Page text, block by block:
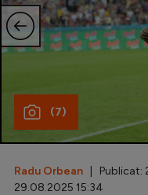
U21
Fotbal
Inedit
(7)
Radu Orbean | Publicat:
29.08.2025 15:34